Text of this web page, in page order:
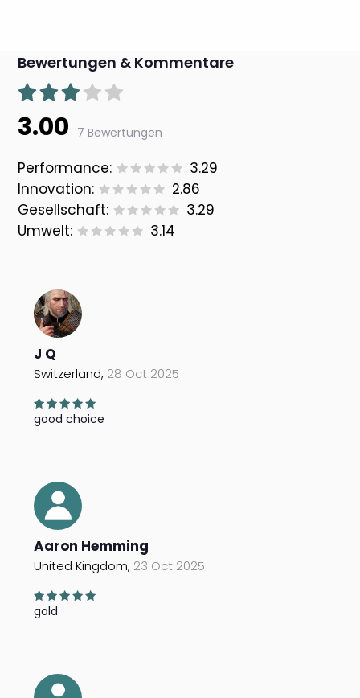
Bewertungen & Kommentare
3.00 7 Bewertungen
Performance:
3.29
Innovation:
2.86
Gesellschaft:
3.29
Umwelt:
3.14
J Q
Switzerland, 28 Oct 2025
good choice
Aaron Hemming
United Kingdom, 23 Oct 2025
gold